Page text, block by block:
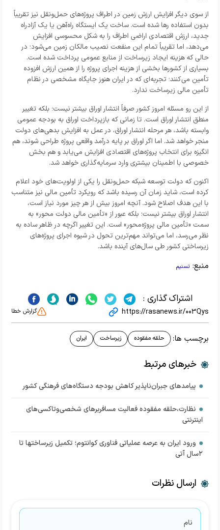
از سوی دیگر افزایش ارزش زمین در اطراف پروژه‌های حمل‌ونقل نیز تقریباً
بدون استفاده رها شده است. ساخت یک ایستگاه راه‌آهن یا یک آزادراه
جدید، ارزش اقتصادی اراضی اطراف را به شکل محسوسی افزایش
می‌دهد، اما تقریباً تمام این منفعت نصیب مالکان زمین می‌شود؛ در
حالی که هزینه ایجاد زیرساخت از منابع عمومی پرداخت شده است.
بسیاری از کشورها بخشی از هزینه اجرای پروژه را از همین ارزش افزوده
تأمین می‌کنند؛ تجربه‌ای که در ایران هنوز جایگاه مشخصی در نظام
تأمین مالی زیرساخت ندارد.
از این رو مسئله امروز کشور صرفاً انتشار اوراق بیشتر نیست؛ بلکه تغییر
منطق انتشار اوراق است. تا زمانی که بازپرداخت اوراق به بودجه عمومی
وابسته باشد، هر مرحله انتشار اوراق، در عمل به افزایش بدهی‌های دولت
منجر خواهد شد. اما اگر اوراق بر پایه درآمد واقعی پروژه طراحی شوند، هم
انگیزه برای انتخاب پروژه‌های اقتصادی افزایش می‌یابد و هم بخش
خصوصی با اطمینان بیشتری وارد سرمایه‌گذاری خواهد شد.
اکنون که دولت توسعه شبکه حمل‌ونقل را یکی از اولویت‌های خود اعلام
کرده است، شاید زمان آن رسیده باشد که رویکرد تأمین مالی نیز متناسب
با این هدف اصلاح شود. آنچه امروز بیش از هر چیز مورد نیاز است،
انتشار اوراق بیشتر نیست؛ بلکه عبور از «تأمین مالی دولت‌ محور» به
سمت «تأمین مالی پروژه‌محور» است. این تغییر اگرچه در ظاهر ساده به
نظر می‌رسد، اما می‌تواند مهم‌ترین تحول در شیوه اجرای پروژه‌های
زیرساختی کشور طی سال‌های آینده باشد.
منبع: تسنیم
اشتراک گذاری :
https://rasanews.ir/003Qys گزارش خطا
برچسب ها: حلقه مفقوده زیرساخت ایران
خبرهای مرتبط
پیامدهای جبران‌ناپذیر کاهش بودجه دستگاه‌های فرهنگی کشور
نظارت،حلقه مفقوده فعالیت مسافربرهای شخصی‌وتاکسی‌های
اینترنتی
ورود ایران به عرصه عملیاتی فناوری کوانتوم؛ تکمیل زیرساختها تا
۲سال آتی
ارسال نظرات